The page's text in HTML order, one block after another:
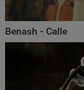
Benash - Calle